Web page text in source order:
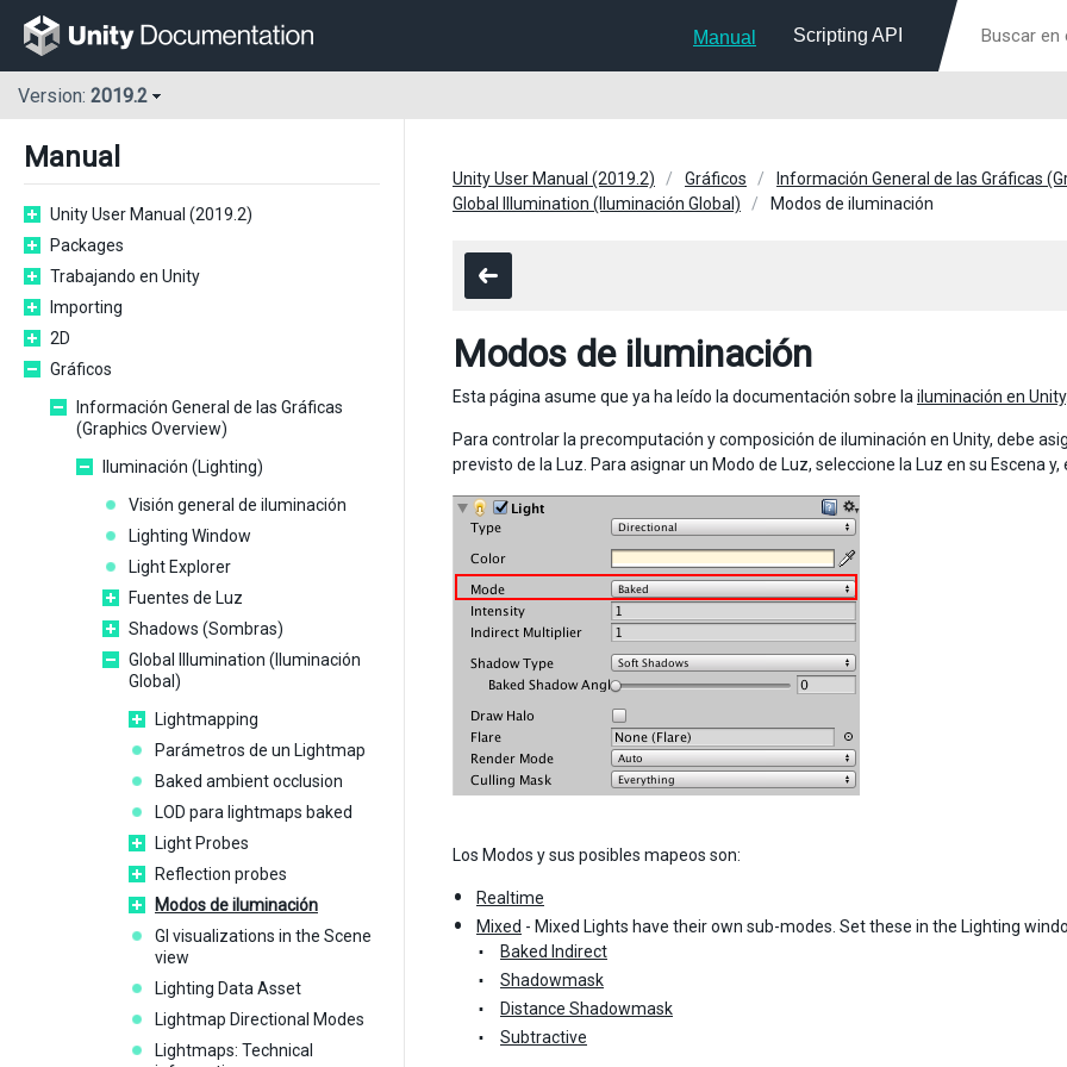
Manual Scripting API
Version: 2019.2
Manual
Unity User Manual (2019.2)
Packages
Trabajando en Unity
Importing
2D
Gráficos
Información General de las Gráficas
(Graphics Overview)
Iluminación (Lighting)
Visión general de iluminación
Lighting Window
Light Explorer
Fuentes de Luz
Shadows (Sombras)
Global Illumination (Iluminación
Global)
Lightmapping
Parámetros de un Lightmap
Baked ambient occlusion
LOD para lightmaps baked
Light Probes
Reflection probes
Modos de iluminación
GI visualizations in the Scene
view
Lighting Data Asset
Lightmap Directional Modes
Lightmaps: Technical
Unity User Manual (2019.2) Gráficos
Información General de las Gráficas
Global Illumination (Iluminación Global)
Modos de iluminación
Modos de iluminación
Esta página asume que ya ha leído la documentación sobre la iluminación en Unity
Para controlar la precomputación y composición de iluminación en Unity, debe
previsto de la Luz. Para asignar un Modo de Luz, seleccione la Luz en su Escena y,
Los Modos y sus posibles mapeos son:
Realtime
Mixed - Mixed Lights have their own sub-modes. Set these in the Lighting
Baked Indirect
Shadowmask
Distance Shadowmask
Subtractive